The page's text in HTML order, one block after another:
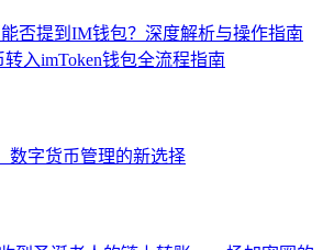
否提到IM钱包？深度解析与操作指南
转入imToken钱包全流程指南
数字货币管理的新选择